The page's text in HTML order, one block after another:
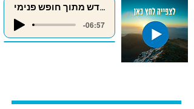
לזרוע את עצמי מחדש מתוך חופש פנימי
-06:57